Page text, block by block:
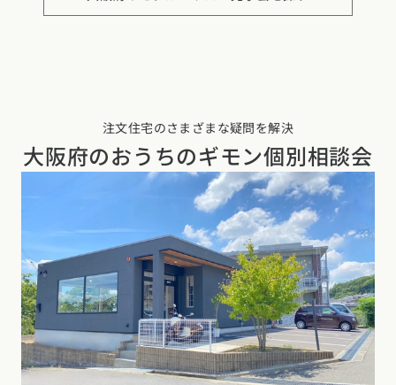
注文住宅のさまざまな疑問を解決
大阪府のおうちのギモン個別相談会